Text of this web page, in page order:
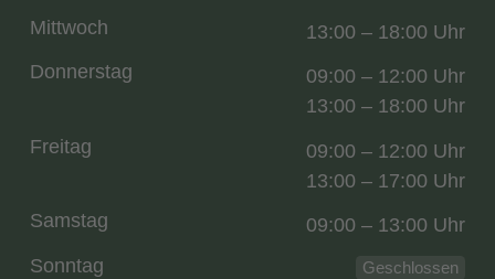
Mittwoch
13:00 – 18:00 Uhr
Donnerstag
09:00 – 12:00 Uhr
13:00 – 18:00 Uhr
Freitag
09:00 – 12:00 Uhr
13:00 – 17:00 Uhr
Samstag
09:00 – 13:00 Uhr
Sonntag
Geschlossen